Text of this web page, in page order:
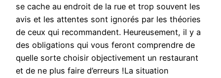
se cache au endroit de la rue et trop souvent les
avis et les attentes sont ignorés par les théories
de ceux qui recommandent. Heureusement, il y a
des obligations qui vous feront comprendre de
quelle sorte choisir objectivement un restaurant
et de ne plus faire d’erreurs !La situation